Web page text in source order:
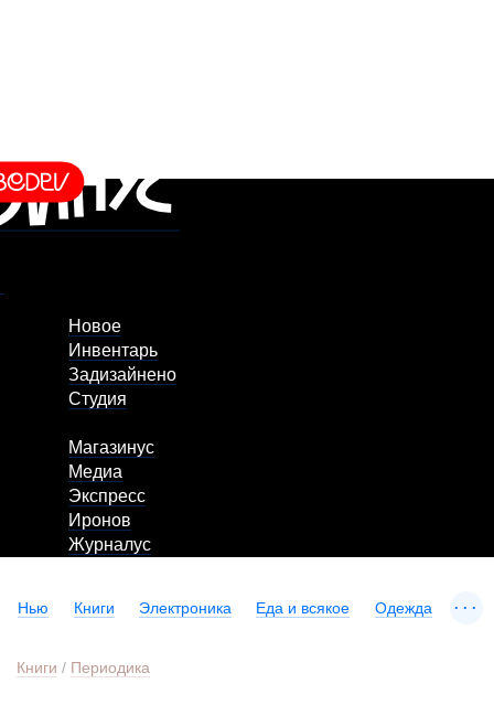
Новое
Инвентарь
Задизайнено
Студия
Магазинус
Медиа
Экспресс
Иронов
Журналус
Нью Книги Электроника Еда и всякое Одежда ...
Книги / Периодика